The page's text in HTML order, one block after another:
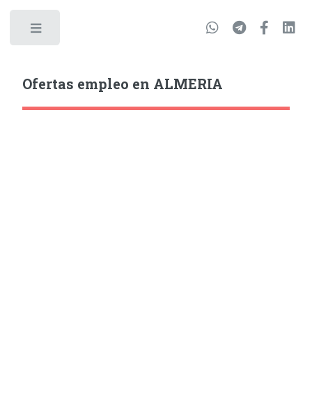
Ofertas empleo en ALMERIA